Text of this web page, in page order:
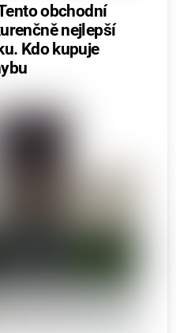
obchodní
nejlepší
Kdo kupuje